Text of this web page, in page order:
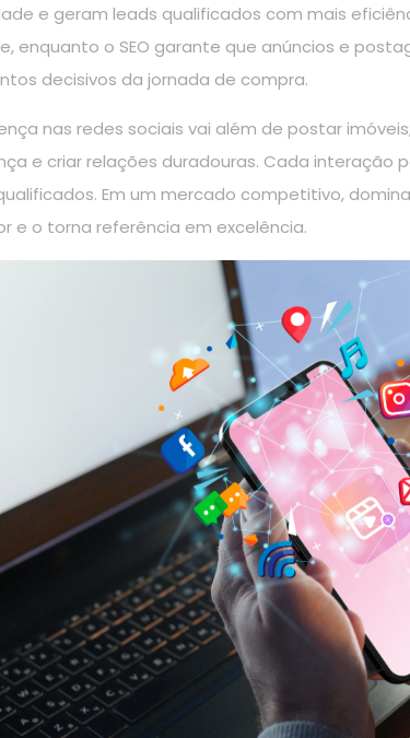
e geram leads qualificados com mais
enquanto o SEO garante que anúncios e
decisivos da jornada de compra.
nas redes sociais vai além de postar
e criar relações duradouras. Cada interação
Em um mercado competitivo,
e o torna referência em excelência.